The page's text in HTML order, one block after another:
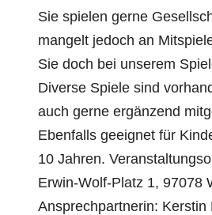
Sie spielen gerne
mangelt jedoch an
Sie doch bei unserem
Diverse Spiele sind
auch gerne ergänzend
Ebenfalls geeignet für
10 Jahren.
Erwin-Wolf-Platz 1, 97078
Ansprechpartnerin: Kerstin